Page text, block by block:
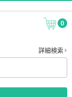
0
詳細検索